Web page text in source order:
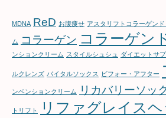
MDNA ReD お腹痩せ アスタリフトコラーゲンド
ム コラーゲン コラーゲン
ンションクリーム スタイルシュシュ ダイエットサプ
ルクレンズ バイタルソックス ビフォー・アフター
ンベンションクリーム リカバリーソッ
トリフト リファグレイス